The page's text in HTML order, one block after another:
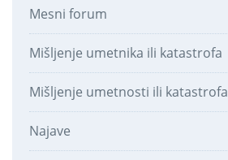
Mesni forum
Mišljenje umetnika ili katastrofa
Mišljenje umetnosti ili katastrofa
Najave